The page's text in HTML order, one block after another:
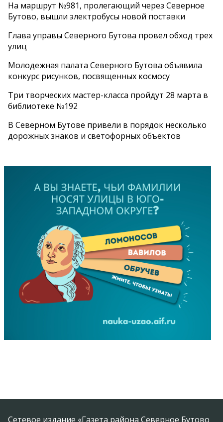
На маршрут №981, пролегающий через Северное
Бутово, вышли электробусы новой поставки
Глава управы Северного Бутова провел обход трех
улиц
Молодежная палата Северного Бутова объявила
конкурс рисунков, посвященных космосу
Три творческих мастер-класса пройдут 28 марта в
библиотеке №192
В Северном Бутове привели в порядок несколько
дорожных знаков и светофорных объектов
Сетевое издание «Газета района Северное Бутово